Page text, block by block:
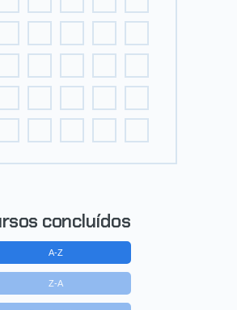
concluídos
A-Z
Z-A